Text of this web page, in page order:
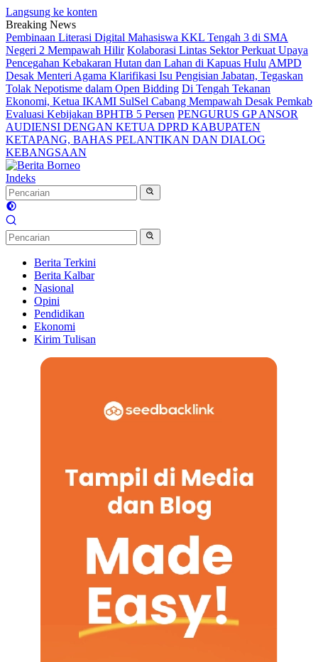
Langsung ke konten
Breaking News
Pembinaan Literasi Digital Mahasiswa KKL Tengah 3 di SMA
Negeri 2 Mempawah Hilir Kolaborasi Lintas Sektor Perkuat Upaya
Pencegahan Kebakaran Hutan dan Lahan di Kapuas Hulu AMPD
Desak Menteri Agama Klarifikasi Isu Pengisian Jabatan, Tegaskan
Tolak Nepotisme dalam Open Bidding Di Tengah Tekanan
Ekonomi, Ketua IKAMI SulSel Cabang Mempawah Desak Pemkab
Evaluasi Kebijakan BPHTB 5 Persen PENGURUS GP ANSOR
AUDIENSI DENGAN KETUA DPRD KABUPATEN
KETAPANG, BAHAS PELANTIKAN DAN DIALOG
KEBANGSAAN
Indeks
Berita Terkini
Berita Kalbar
Nasional
Opini
Pendidikan
Ekonomi
Kirim Tulisan